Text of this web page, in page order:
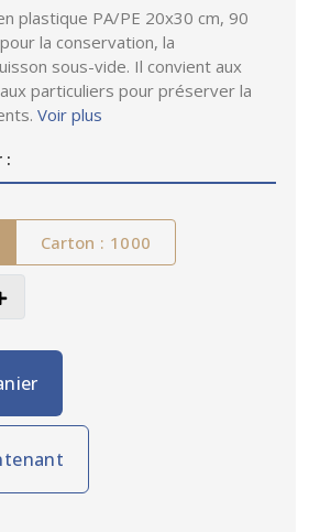
plastique PA/PE 20x30 cm, 90
la conservation, la
sous-vide. Il convient aux
particuliers pour préserver la
Voir plus
:
Carton : 1000